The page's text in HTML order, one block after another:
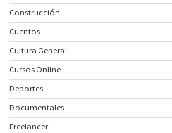
Construcción
Cuentos
Cultura General
Cursos Online
Deportes
Documentales
Freelancer